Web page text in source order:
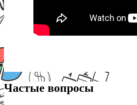
Частые вопросы